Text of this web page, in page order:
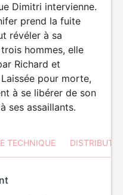
Dimitri intervienne.
prend la fuite
révéler à sa
hommes, elle
Richard et
Laissée pour morte,
à se libérer de son
ses assaillants.
TECHNIQUE